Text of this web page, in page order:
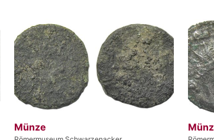
Münze